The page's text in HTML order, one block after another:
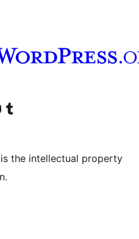
TikTokcanal de YouTube
Visita nuestra cuenta de Tumblr
the intellectual property